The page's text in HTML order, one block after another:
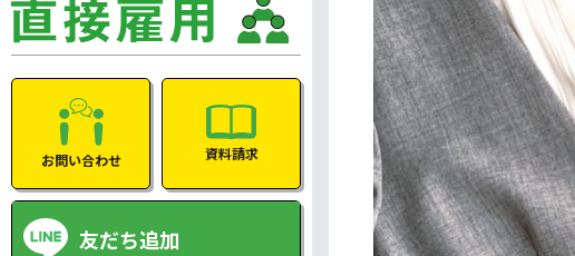
お問い合わせ 資料請求
友だち追加